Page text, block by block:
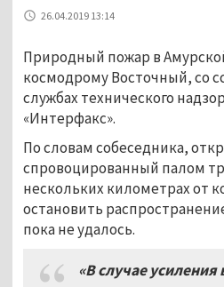
26.04.2019 13:14
Природный пожар в
космодрому Восточный, со
службах технического
«Интерфакс».
По словам собеседника,
спровоцированный палом
нескольких километрах от
остановить
пока не удалось.
«В случае